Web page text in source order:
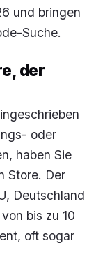
und bringen
Suche.
der
oder
haben Sie
Store. Der
Deutschland
bis zu 10
oft sogar